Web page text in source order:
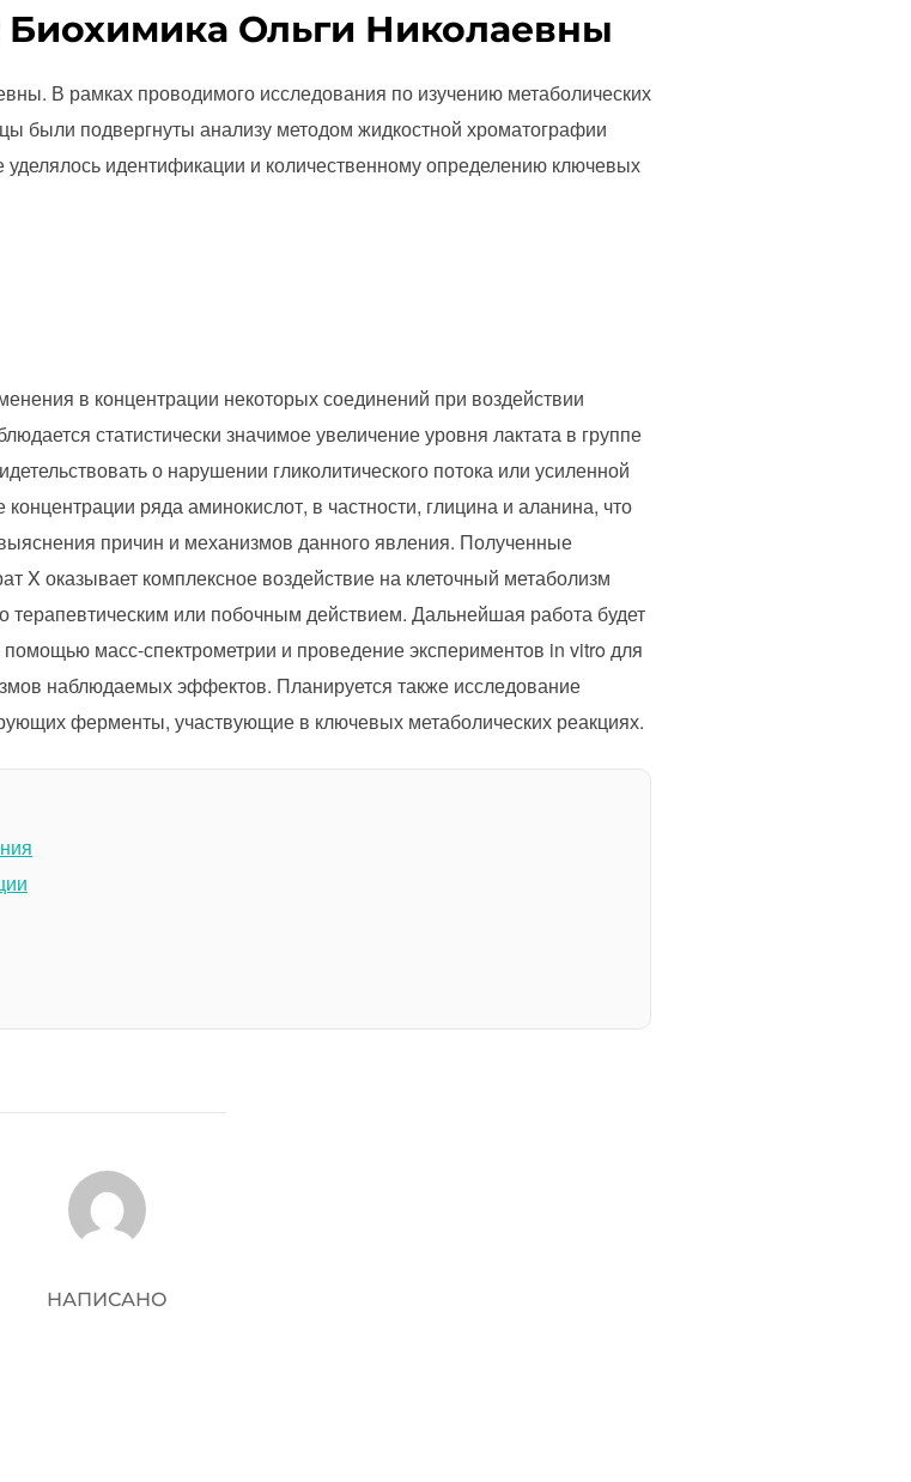
Биохимика Ольги Николаевны
В рамках проводимого исследования по изучению метаболических
были подвергнуты анализу методом жидкостной хроматографии
идентификации и количественному определению ключевых
в концентрации некоторых соединений при воздействии
статистически значимое увеличение уровня лактата в группе
о нарушении гликолитического потока или усиленной
ряда аминокислот, в частности, глицина и аланина, что
причин и механизмов данного явления. Полученные
X оказывает комплексное воздействие на клеточный метаболизм
терапевтическим или побочным действием. Дальнейшая работа будет
масс-спектрометрии и проведение экспериментов in vitro для
наблюдаемых эффектов. Планируется также исследование
ферменты, участвующие в ключевых метаболических реакциях.
АВТОР ЗАПИСИ
НАПИСАНО